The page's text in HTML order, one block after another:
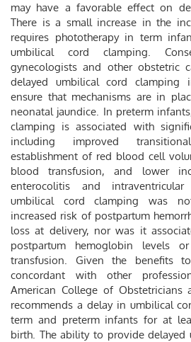
may have a favorable effect on
There is a small increase in the
requires phototherapy in term
umbilical cord clamping.
gynecologists and other obstetric
delayed umbilical cord clamping
ensure that mechanisms are in
neonatal jaundice. In preterm
clamping is associated with
including improved
establishment of red blood cell
blood transfusion, and lower
enterocolitis and intraventricular
umbilical cord clamping was
increased risk of postpartum
loss at delivery, nor was it
postpartum hemoglobin levels
transfusion. Given the benefits
concordant with other
American College of Obstetricians
recommends a delay in umbilical
term and preterm infants for at
birth. The ability to provide delayed